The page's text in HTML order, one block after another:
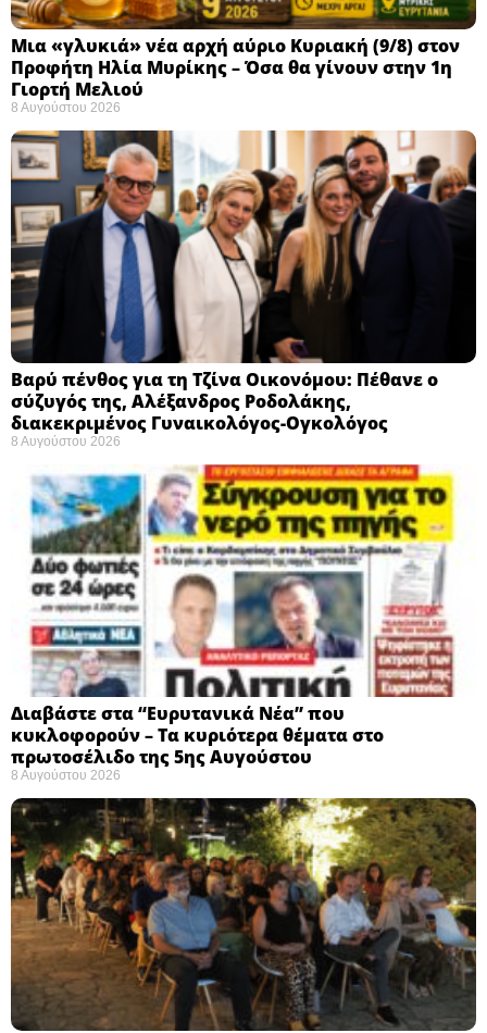
Μια «γλυκιά» νέα αρχή αύριο Κυριακή (9/8) στον
Προφήτη Ηλία Μυρίκης – Όσα θα γίνουν στην 1η
Γιορτή Μελιού
8 Αυγούστου 2026
Βαρύ πένθος για τη Τζίνα Οικονόμου: Πέθανε ο
σύζυγός της, Αλέξανδρος Ροδολάκης,
διακεκριμένος Γυναικολόγος-Ογκολόγος
8 Αυγούστου 2026
Διαβάστε στα “Ευρυτανικά Νέα” που
κυκλοφορούν – Τα κυριότερα θέματα στο
πρωτοσέλιδο της 5ης Αυγούστου
8 Αυγούστου 2026